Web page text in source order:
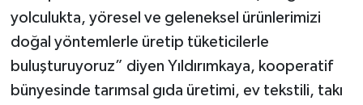
yolculukta, yöresel ve geleneksel ürünlerimizi
doğal yöntemlerle üretip tüketicilerle
buluşturuyoruz” diyen Yıldırımkaya, kooperatif
bünyesinde tarımsal gıda üretimi, ev tekstili, takı